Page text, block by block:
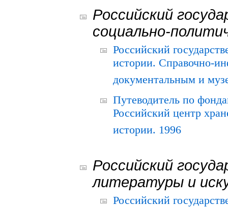
Российский
социально-
Российский
истории. Справочно-
документальным и
Путеводитель по
Российский центр
истории. 1996
Российский
литературы и
Российский